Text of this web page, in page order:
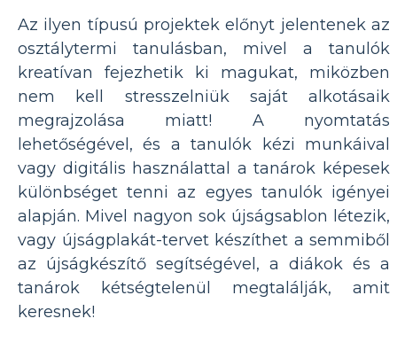
Az ilyen típusú projektek előnyt jelentenek az
osztálytermi tanulásban, mivel a tanulók
kreatívan fejezhetik ki magukat, miközben
nem kell stresszelniük saját alkotásaik
megrajzolása miatt! A nyomtatás
lehetőségével, és a tanulók kézi munkáival
vagy digitális használattal a tanárok képesek
különbséget tenni az egyes tanulók igényei
alapján. Mivel nagyon sok újságsablon létezik,
vagy újságplakát-tervet készíthet a semmiből
az újságkészítő segítségével, a diákok és a
tanárok kétségtelenül megtalálják, amit
keresnek!